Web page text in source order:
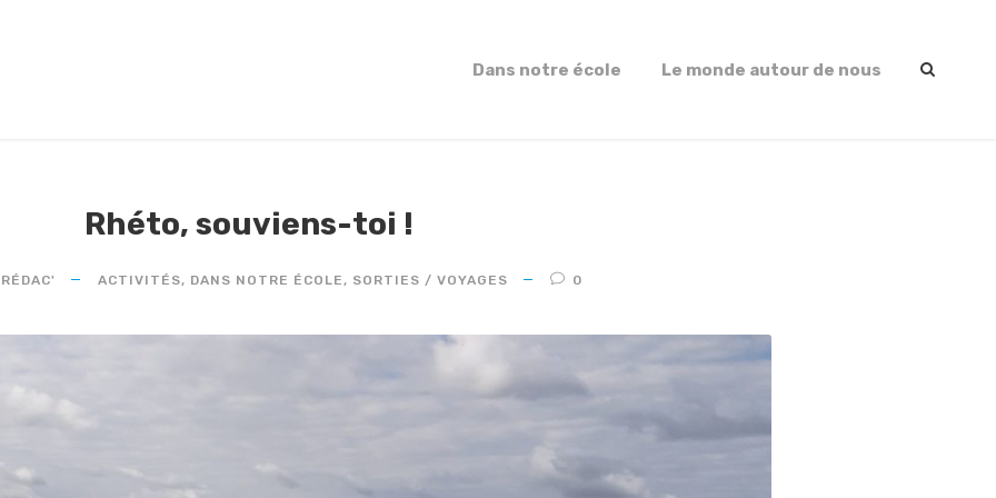
Dans notre école Le monde autour de nous
Rhéto, souviens-toi !
ACTIVITÉS, DANS NOTRE ÉCOLE, SORTIES / VOYAGES 0